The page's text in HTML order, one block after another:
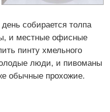
собирается толпа
и местные офисные
пинту хмельного
люди, и пивоманы
обычные прохожие.